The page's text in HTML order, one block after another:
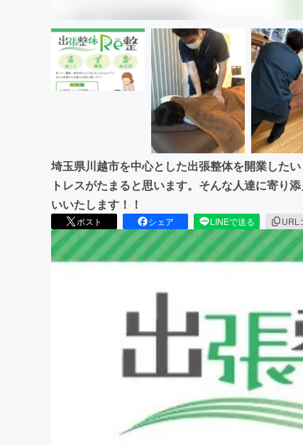
埼玉県川越市を中心とした出張整体を開業した
トレスがたまると思います。そんな人達に寄り
いいたします！！
ポスト シェア LINEで送る URL